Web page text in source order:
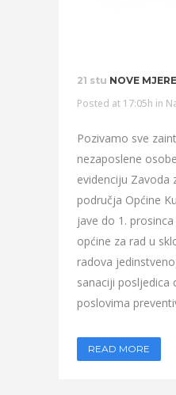
21 stu NOVE
Posted at 17:05h in
Pozivamo sve
nezaposlene
evidenciju Zavoda
područja Općine
jave do 1.
općine za rad u
radova
sanaciji posljedica
poslovima
READ MORE